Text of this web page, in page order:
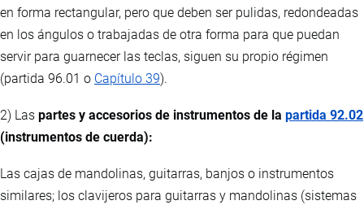
en forma rectangular, pero que deben ser pulidas, redondeadas
en los ángulos o trabajadas de otra forma para que puedan
servir para guarnecer las teclas, siguen su propio régimen
(partida 96.01 o Capítulo 39).
2) Las partes y accesorios de instrumentos de la partida 92.02
(instrumentos de cuerda):
Las cajas de mandolinas, guitarras, banjos o instrumentos
similares; los clavijeros para guitarras y mandolinas (sistemas